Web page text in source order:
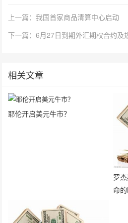
上一篇：我国首家商品清算中心启动
下一篇：6月27日到期外汇期权合约及
相关文章
耶伦开启美元牛市？
罗
命